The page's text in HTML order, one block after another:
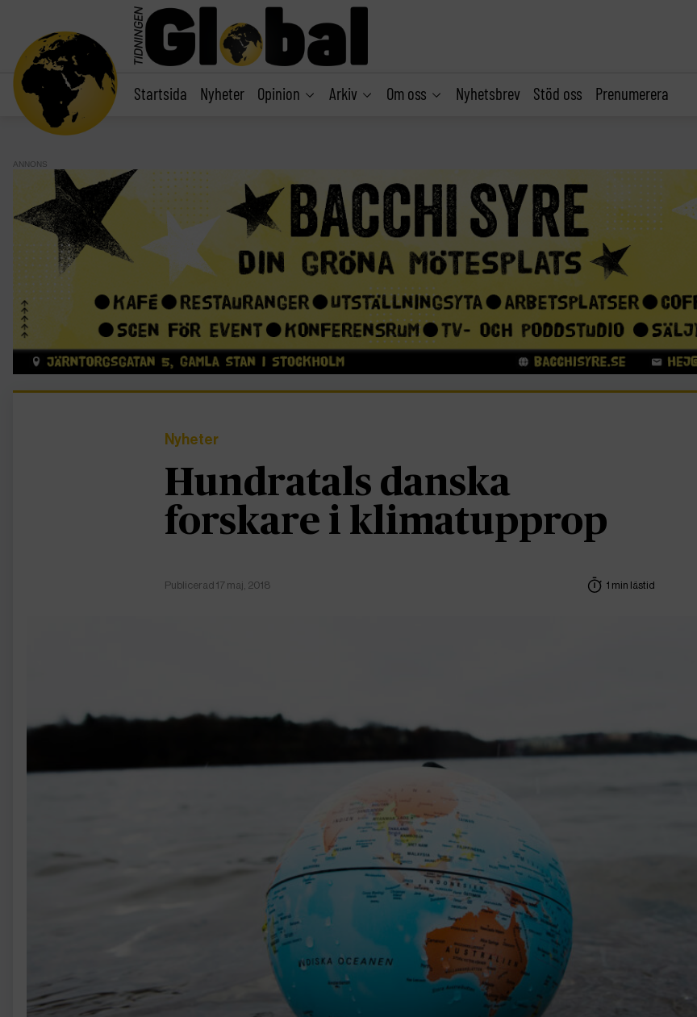
Startsida Nyheter Opinion Arkiv Om oss Nyhetsbrev Stöd oss Prenumerera
ANNONS
Nyheter
Hundratals danska
forskare i klimatupprop
Publicerad 17 maj, 2018 1 min lästid